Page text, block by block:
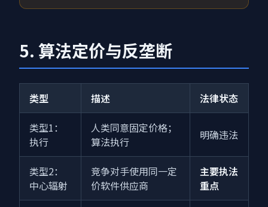
5. 算法定价与反垄断
类型 描述 法律状态
类型1：
执行
人类同意固定价格；
算法执行
明确违法
类型2：
中心辐射
竞争对手使用同一定
价软件供应商
主要执法
重点